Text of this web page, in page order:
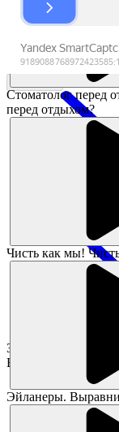
Стоматолог перед
перед отдыхом?
Чисть как мы!
Эйланеры.
Заявка принята!
В ближайшее время